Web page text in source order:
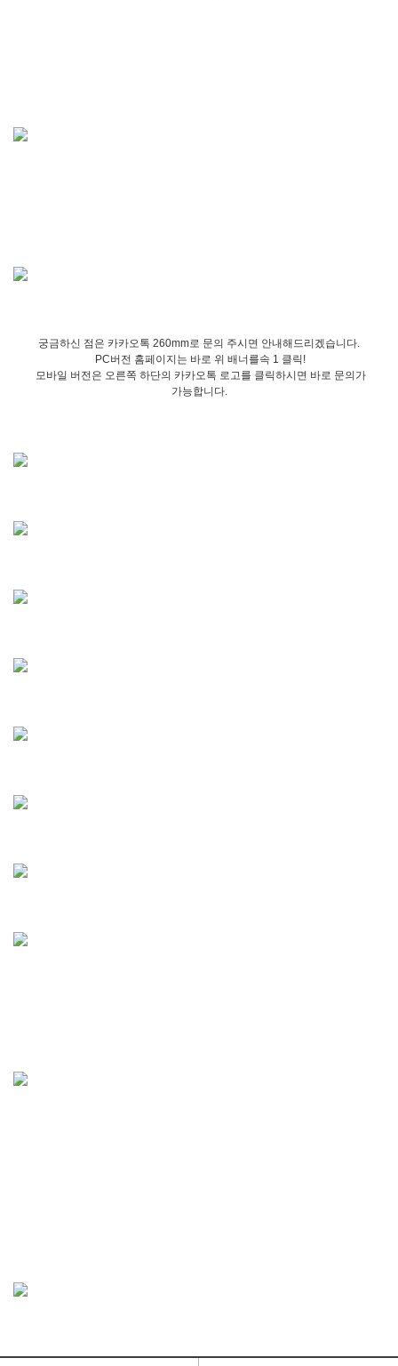
궁금하신 점은 카카오톡 260mm로 문의 주시면 안내해드리겠습니다.
PC버전 홈페이지는 바로 위 배너를속 1 클릭!
모바일 버전은 오른쪽 하단의 카카오톡 로고를 클릭하시면 바로 문의가
가능합니다.